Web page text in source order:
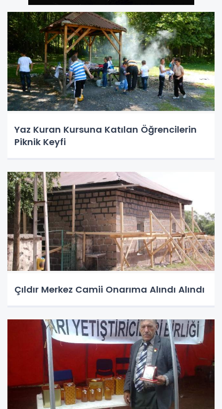
Yaz Kuran Kursuna Katılan Öğrencilerin
Piknik Keyfi
Çıldır Merkez Camii Onarıma Alındı Alındı